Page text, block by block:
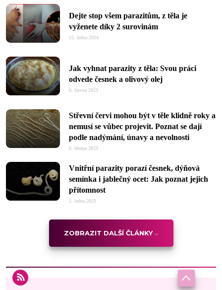
Dejte stop všem parazitům, z těla je
vyženete díky 2 surovinám
15. ledna 2024
Jak vyhnat parazity z těla: Svou práci
odvede česnek a olivový olej
6. června 2023
Střevní červi mohou být v těle klidně roky a
nemusí se vůbec projevit. Poznat se dají
podle nadýmání, únavy a nevolnosti
6. března 2023
Vnitřní parazity porazí česnek, dýňová
semínka i jablečný ocet: Jak poznat jejich
přítomnost
5. ledna 2023
ZOBRAZIT DALŠÍ ČLÁNKY